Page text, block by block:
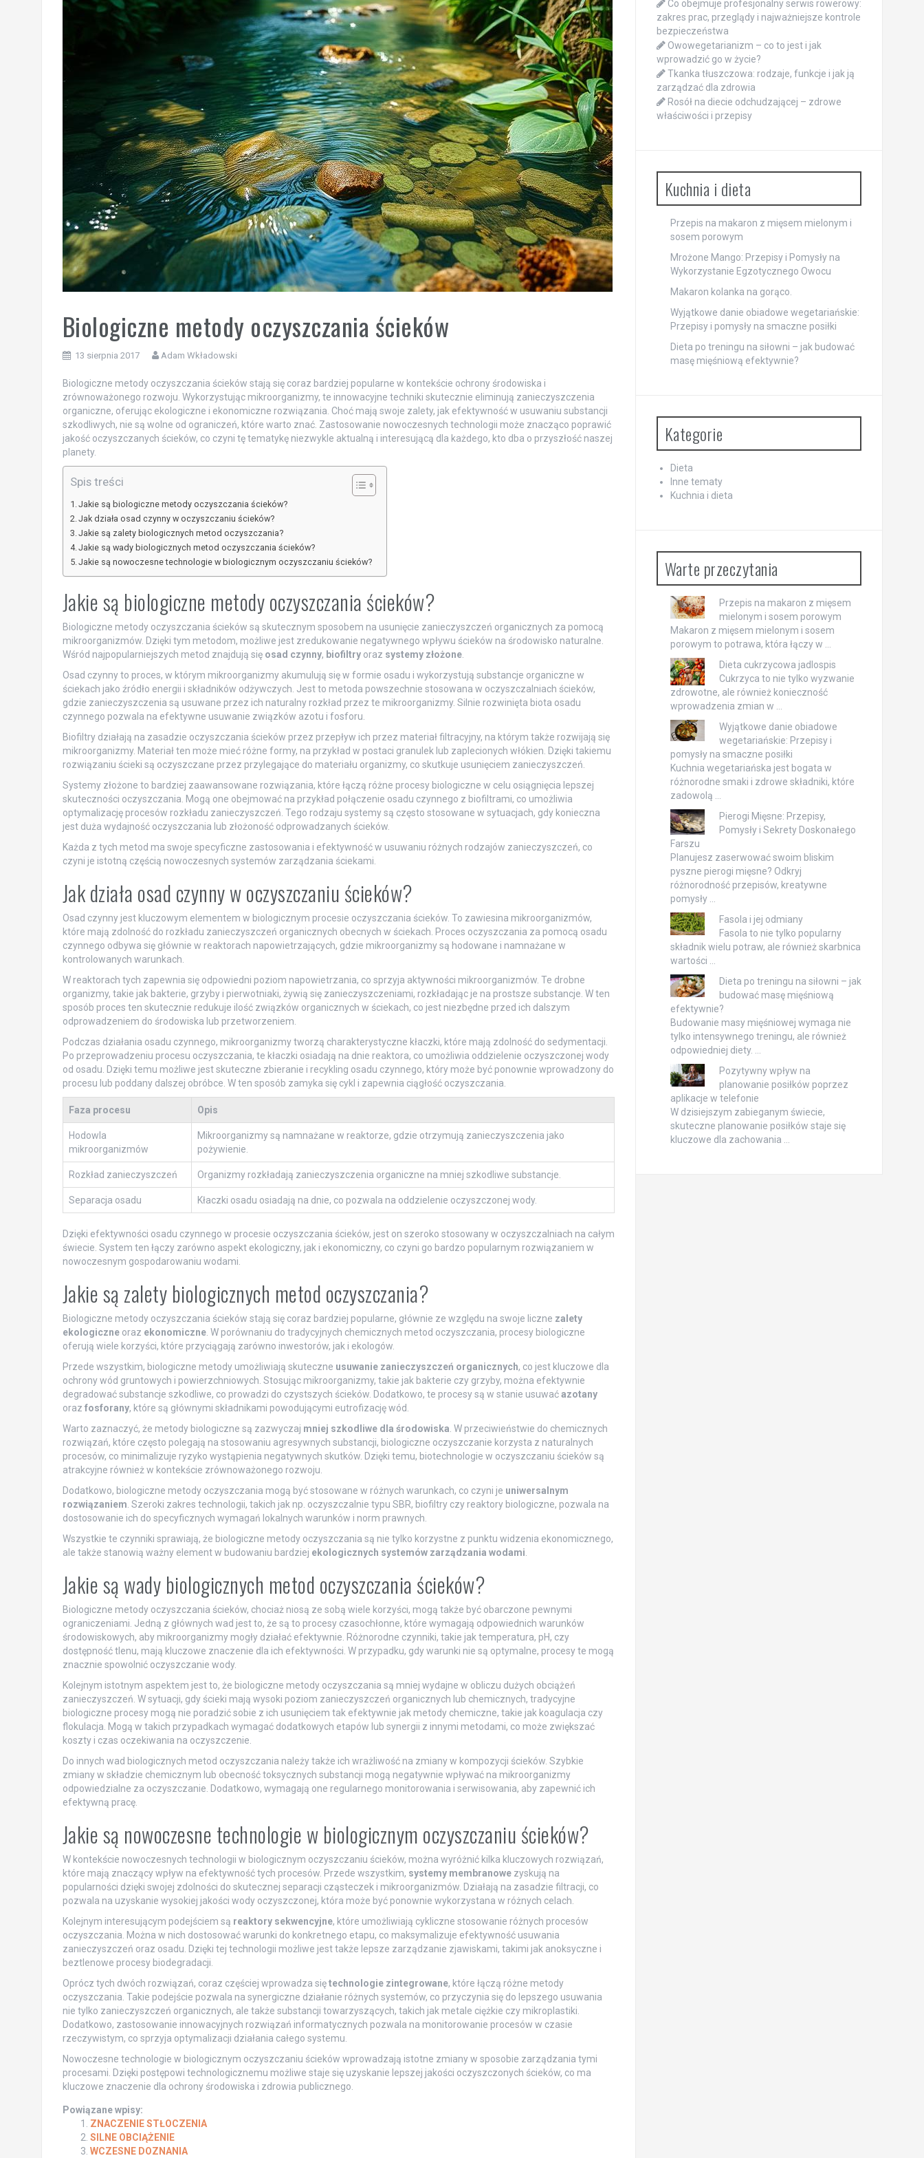
Biologiczne metody oczyszczania ścieków
13 sierpnia 2017 Adam Wkładowski
Biologiczne metody oczyszczania ścieków stają się coraz bardziej popularne w kontekście ochrony środowiska i
zrównoważonego rozwoju. Wykorzystując mikroorganizmy, te innowacyjne techniki skutecznie eliminują zanieczyszczenia
organiczne, oferując ekologiczne i ekonomiczne rozwiązania. Choć mają swoje zalety, jak efektywność w usuwaniu substancji
szkodliwych, nie są wolne od ograniczeń, które warto znać. Zastosowanie nowoczesnych technologii może znacząco poprawić
jakość oczyszczanych ścieków, co czyni tę tematykę niezwykle aktualną i interesującą dla każdego, kto dba o przyszłość naszej
planety.
Spis treści
Jakie są biologiczne metody oczyszczania ścieków?
Jak działa osad czynny w oczyszczaniu ścieków?
Jakie są zalety biologicznych metod oczyszczania?
Jakie są wady biologicznych metod oczyszczania ścieków?
Jakie są nowoczesne technologie w biologicznym oczyszczaniu ścieków?
Jakie są biologiczne metody oczyszczania ścieków?
Biologiczne metody oczyszczania ścieków są skutecznym sposobem na usunięcie zanieczyszczeń organicznych za pomocą
mikroorganizmów. Dzięki tym metodom, możliwe jest zredukowanie negatywnego wpływu ścieków na środowisko naturalne.
Wśród najpopularniejszych metod znajdują się osad czynny, biofiltryoraz systemy złożone.
Osad czynny to proces, w którym mikroorganizmy akumulują się w formie osadu i wykorzystują substancje organiczne w
ściekach jako źródło energii i składników odżywczych. Jest to metoda powszechnie stosowana w oczyszczalniach ścieków,
gdzie zanieczyszczenia są usuwane przez ich naturalny rozkład przez te mikroorganizmy. Silnie rozwinięta biota osadu
czynnego pozwala na efektywne usuwanie związków azotu i fosforu.
Biofiltry działają na zasadzie oczyszczania ścieków przez przepływ ich przez materiał filtracyjny, na którym także rozwijają się
mikroorganizmy. Materiał ten może mieć różne formy, na przykład w postaci granulek lub zaplecionych włókien. Dzięki takiemu
rozwiązaniu ścieki są oczyszczane przez przylegające do materiału organizmy, co skutkuje usunięciem zanieczyszczeń.
Systemy złożone to bardziej zaawansowane rozwiązania, które łączą różne procesy biologiczne w celu osiągnięcia lepszej
skuteczności oczyszczania. Mogą one obejmować na przykład połączenie osadu czynnego z biofiltrami, co umożliwia
optymalizację procesów rozkładu zanieczyszczeń. Tego rodzaju systemy są często stosowane w sytuacjach, gdy konieczna
jest duża wydajność oczyszczania lub złożoność odprowadzanych ścieków.
Każda z tych metod ma swoje specyficzne zastosowania i efektywność w usuwaniu różnych rodzajów zanieczyszczeń, co
czyni je istotną częścią nowoczesnych systemów zarządzania ściekami.
Jak działa osad czynny w oczyszczaniu ścieków?
Osad czynny jest kluczowym elementem w biologicznym procesie oczyszczania ścieków. To zawiesina mikroorganizmów,
które mają zdolność do rozkładu zanieczyszczeń organicznych obecnych w ściekach. Proces oczyszczania za pomocą osadu
czynnego odbywa się głównie w reaktorach napowietrzających, gdzie mikroorganizmy są hodowane i namnażane w
kontrolowanych warunkach.
W reaktorach tych zapewnia się odpowiedni poziom napowietrzania, co sprzyja aktywności mikroorganizmów. Te drobne
organizmy, takie jak bakterie, grzyby i pierwotniaki, żywią się zanieczyszczeniami, rozkładając je na prostsze substancje. W ten
sposób proces ten skutecznie redukuje ilość związków organicznych w ściekach, co jest niezbędne przed ich dalszym
odprowadzeniem do środowiska lub przetworzeniem.
Podczas działania osadu czynnego, mikroorganizmy tworzą charakterystyczne kłaczki, które mają zdolność do sedymentacji.
Po przeprowadzeniu procesu oczyszczania, te kłaczki osiadają na dnie reaktora, co umożliwia oddzielenie oczyszczonej wody
od osadu. Dzięki temu możliwe jest skuteczne zbieranie i recykling osadu czynnego, który może być ponownie wprowadzony do
procesu lub poddany dalszej obróbce. W ten sposób zamyka się cykl i zapewnia ciągłość oczyszczania.
Faza procesu Opis
Hodowla
mikroorganizmów
Mikroorganizmy są namnażane w reaktorze, gdzie otrzymują zanieczyszczenia jako
pożywienie.
Rozkład zanieczyszczeń Organizmy rozkładają zanieczyszczenia organiczne na mniej szkodliwe substancje.
Separacja osadu Kłaczki osadu osiadają na dnie, co pozwala na oddzielenie oczyszczonej wody.
Dzięki efektywności osadu czynnego w procesie oczyszczania ścieków, jest on szeroko stosowany w oczyszczalniach na całym
świecie. System ten łączy zarówno aspekt ekologiczny, jak i ekonomiczny, co czyni go bardzo popularnym rozwiązaniem w
nowoczesnym gospodarowaniu wodami.
Jakie są zalety biologicznych metod oczyszczania?
Biologiczne metody oczyszczania ścieków stają się coraz bardziej popularne, głównie ze względu na swoje liczne zalety
ekologiczneoraz ekonomiczne. W porównaniu do tradycyjnych chemicznych metod oczyszczania, procesy biologiczne
oferują wiele korzyści, które przyciągają zarówno inwestorów, jak i ekologów.
Przede wszystkim, biologiczne metody umożliwiają skuteczne usuwanie zanieczyszczeń organicznych, co jest kluczowe dla
ochrony wód gruntowych i powierzchniowych. Stosując mikroorganizmy, takie jak bakterie czy grzyby, można efektywnie
degradować substancje szkodliwe, co prowadzi do czystszych ścieków. Dodatkowo, te procesy są w stanie usuwaćazotany
oraz fosforany, które są głównymi składnikami powodującymi eutrofizację wód.
Warto zaznaczyć, że metody biologiczne są zazwyczaj mniej szkodliwe dla środowiska . W przeciwieństwie do chemicznych
rozwiązań, które często polegają na stosowaniu agresywnych substancji, biologiczne oczyszczanie korzysta z naturalnych
procesów, co minimalizuje ryzyko wystąpienia negatywnych skutków. Dzięki temu, biotechnologie w oczyszczaniu ścieków są
atrakcyjne również w kontekście zrównoważonego rozwoju.
Dodatkowo, biologiczne metody oczyszczania mogą być stosowane w różnych warunkach, co czyni je uniwersalnym
rozwiązaniem . Szeroki zakres technologii, takich jak np. oczyszczalnie typu SBR, biofiltry czy reaktory biologiczne, pozwala na
dostosowanie ich do specyficznych wymagań lokalnych warunków i norm prawnych.
Wszystkie te czynniki sprawiają, że biologiczne metody oczyszczania są nie tylko korzystne z punktu widzenia ekonomicznego,
ale także stanowią ważny element w budowaniu bardziej ekologicznych systemów zarządzania wodami
Jakie są wady biologicznych metod oczyszczania ścieków?
Biologiczne metody oczyszczania ścieków, chociaż niosą ze sobą wiele korzyści, mogą także być obarczone pewnymi
ograniczeniami. Jedną z głównych wad jest to, że są to procesy czasochłonne, które wymagają odpowiednich warunków
środowiskowych, aby mikroorganizmy mogły działać efektywnie. Różnorodne czynniki, takie jak temperatura, pH, czy
dostępność tlenu, mają kluczowe znaczenie dla ich efektywności. W przypadku, gdy warunki nie są optymalne, procesy te mogą
znacznie spowolnić oczyszczanie wody.
Kolejnym istotnym aspektem jest to, że biologiczne metody oczyszczania są mniej wydajne w obliczu dużych obciążeń
zanieczyszczeń. W sytuacji, gdy ścieki mają wysoki poziom zanieczyszczeń organicznych lub chemicznych, tradycyjne
biologiczne procesy mogą nie poradzić sobie z ich usunięciem tak efektywnie jak metody chemiczne, takie jak koagulacja czy
flokulacja. Mogą w takich przypadkach wymagać dodatkowych etapów lub synergii z innymi metodami, co może zwiększać
koszty i czas oczekiwania na oczyszczenie.
Do innych wad biologicznych metod oczyszczania należy także ich wrażliwość na zmiany w kompozycji ścieków. Szybkie
zmiany w składzie chemicznym lub obecność toksycznych substancji mogą negatywnie wpływać na mikroorganizmy
odpowiedzialne za oczyszczanie. Dodatkowo, wymagają one regularnego monitorowania i serwisowania, aby zapewnić ich
efektywną pracę.
Jakie są nowoczesne technologie w biologicznym oczyszczaniu ścieków?
W kontekście nowoczesnych technologii w biologicznym oczyszczaniu ścieków, można wyróżnić kilka kluczowych rozwiązań,
które mają znaczący wpływ na efektywność tych procesów. Przede wszystkim, systemy membranowezyskują na
popularności dzięki swojej zdolności do skutecznej separacji cząsteczek i mikroorganizmów. Działają na zasadzie filtracji, co
pozwala na uzyskanie wysokiej jakości wody oczyszczonej, która może być ponownie wykorzystana w różnych celach.
Kolejnym interesującym podejściem są reaktory sekwencyjne, które umożliwiają cykliczne stosowanie różnych procesów
oczyszczania. Można w nich dostosować warunki do konkretnego etapu, co maksymalizuje efektywność usuwania
zanieczyszczeń oraz osadu. Dzięki tej technologii możliwe jest także lepsze zarządzanie zjawiskami, takimi jak anoksyczne i
beztlenowe procesy biodegradacji.
Oprócz tych dwóch rozwiązań, coraz częściej wprowadza siętechnologie zintegrowane, które łączą różne metody
oczyszczania. Takie podejście pozwala na synergiczne działanie różnych systemów, co przyczynia się do lepszego usuwania
nie tylko zanieczyszczeń organicznych, ale także substancji towarzyszących, takich jak metale ciężkie czy mikroplastiki.
Dodatkowo, zastosowanie innowacyjnych rozwiązań informatycznych pozwala na monitorowanie procesów w czasie
rzeczywistym, co sprzyja optymalizacji działania całego systemu.
Nowoczesne technologie w biologicznym oczyszczaniu ścieków wprowadzają istotne zmiany w sposobie zarządzania tymi
procesami. Dzięki postępowi technologicznemu możliwe staje się uzyskanie lepszej jakości oczyszczonych ścieków, co ma
kluczowe znaczenie dla ochrony środowiska i zdrowia publicznego.
Powiązane wpisy:
ZNACZENIE STŁOCZENIA
SILNE OBCIĄŻENIE
WCZESNE DOZNANIA
Co obejmuje profesjonalny serwis rowerowy:
zakres prac, przeglądy i najważniejsze kontrole
bezpieczeństwa
Owowegetarianizm – co to jest i jak
wprowadzić go w życie?
Tkanka tłuszczowa: rodzaje, funkcje i jak ją
zarządzać dla zdrowia
Rosół na diecie odchudzającej – zdrowe
właściwości i przepisy
Kuchnia i dieta
Przepis na makaron z mięsem mielonym i
sosem porowym
Mrożone Mango: Przepisy i Pomysły na
Wykorzystanie Egzotycznego Owocu
Makaron kolanka na gorąco.
Wyjątkowe danie obiadowe wegetariańskie:
Przepisy i pomysły na smaczne posiłki
Dieta po treningu na siłowni – jak budować
masę mięśniową efektywnie?
Kategorie
Dieta
Inne tematy
Kuchnia i dieta
Warte przeczytania
Przepis na makaron z mięsem
mielonym i sosem porowym
Makaron z mięsem mielonym i sosem
porowym to potrawa, która łączy w …
Dieta cukrzycowa jadlospis
Cukrzyca to nie tylko wyzwanie
zdrowotne, ale również konieczność
wprowadzenia zmian w …
Wyjątkowe danie obiadowe
wegetariańskie: Przepisy i
pomysły na smaczne posiłki
Kuchnia wegetariańska jest bogata w
różnorodne smaki i zdrowe składniki, które
zadowolą …
Pierogi Mięsne: Przepisy,
Pomysły i Sekrety Doskonałego
Farszu
Planujesz zaserwować swoim bliskim
pyszne pierogi mięsne? Odkryj
różnorodność przepisów, kreatywne
pomysły …
Fasola i jej odmiany
Fasola to nie tylko popularny
składnik wielu potraw, ale również skarbnica
wartości …
Dieta po treningu na siłowni – jak
budować masę mięśniową
efektywnie?
Budowanie masy mięśniowej wymaga nie
tylko intensywnego treningu, ale również
odpowiedniej diety. …
Pozytywny wpływ na
planowanie posiłków poprzez
aplikacje w telefonie
W dzisiejszym zabieganym świecie,
skuteczne planowanie posiłków staje się
kluczowe dla zachowania …